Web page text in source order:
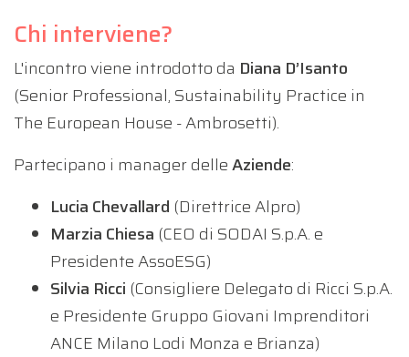
Chi interviene?
L'incontro viene introdotto da Diana D’Isanto
(Senior Professional, Sustainability Practice in
The European House - Ambrosetti).
Partecipano i manager delleAziende:
Lucia Chevallard (Direttrice Alpro)
Marzia Chiesa (CEO di SODAI S.p.A. e
Presidente AssoESG)
Silvia Ricci (Consigliere Delegato di Ricci S.p.A.
e Presidente Gruppo Giovani Imprenditori
ANCE Milano Lodi Monza e Brianza)